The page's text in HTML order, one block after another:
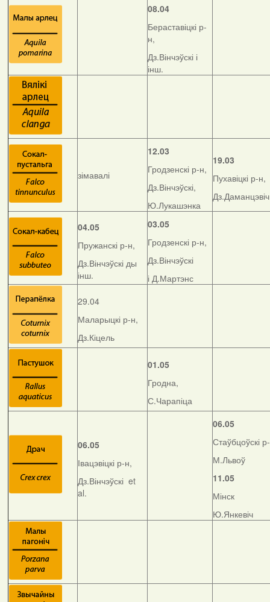
08.04
Бераставіцкі р-
н,
Дз.Вінчэўскі і
інш.
зімавалі
12.03
Гродзенскі р-н,
Дз.Вінчэўскі,
Ю.Лукашэнка
19.03
Пухавіцкі р-н,
Дз.Даманцэвіч
04.05
Пружанскі р-н,
Дз.Вінчэўскі ды
інш.
03.05
Гродзенскі р-н,
Дз.Вінчэўскі
і Д.Мартэнс
29.04
Маларыцкі р-н,
Дз.Кіцель
01.05
Гродна,
С.Чарапіца
06.05
Івацэвіцкі р-н,
Дз.Вінчэўскі et
al.
06.05
Стаўбцоўскі
М.Львоў
11.05
Мінск
Ю.Янкевіч